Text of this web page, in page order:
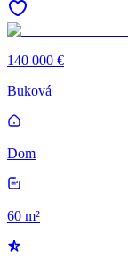
140 000 €
Buková
Dom
60 m²